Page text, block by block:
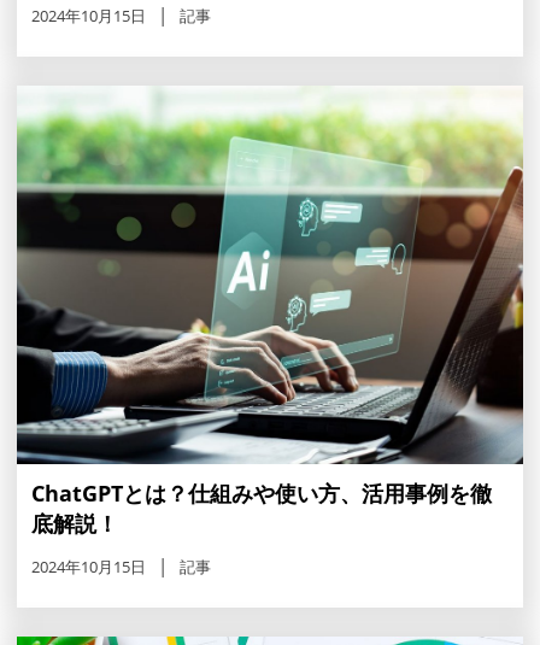
2024年10月15日 記事
ChatGPTとは？仕組みや使い方、活用事例を徹
底解説！
2024年10月15日 記事